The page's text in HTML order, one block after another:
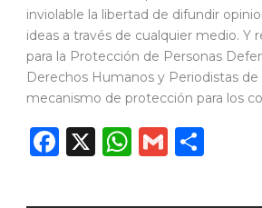
inviolable la libertad de difundir
ideas a través de cualquier medio. Y
para la Protección de Personas
Derechos Humanos y Periodistas de
mecanismo de protección para los
Facebook
X Gmail